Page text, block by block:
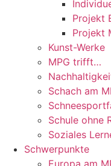
Projekt
Projekt
Kunst-Werke
MPG trifft…
Schach am
Schule ohne
Soziales
Schwerpunkte
Europa am